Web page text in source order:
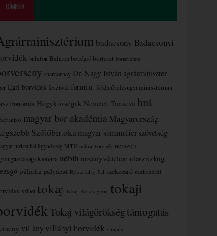
CÍMKÉK
badacsony Badacsonyi
balaton Balaton borrégió borteszt borturizmus
chardonnay Dr. Nagy István agrárminiszter
Egri borvidék fesztivál furmint földművelésügyi minisztérium
Hegyközségek Nemzeti Tanácsa hnt
magyar bor akadémia Magyarország
Szőlőbirtoka magyar sommelier szövetség
turisztikai ügynökség MTÜ mátrai borvidék nemzeti
kamara nébih növényvédelem olaszrizling
pálinka pályázat Rókusfalvy Pál szekszárd szekszárdi
szüret tokaj Tokaji Borlovagrend tokaji
Tokaj világörökségtámogatás
villány villányi borvidék vinitaly